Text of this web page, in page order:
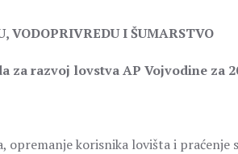
VODOPRIVREDU I ŠUMARSTVO
za razvoj lovstva AP Vojvodine za
korisnika lovišta i praćenje